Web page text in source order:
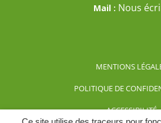
Mail : Nous
MENTIONS
POLITIQUE DE
ACCESSIBILITÉ